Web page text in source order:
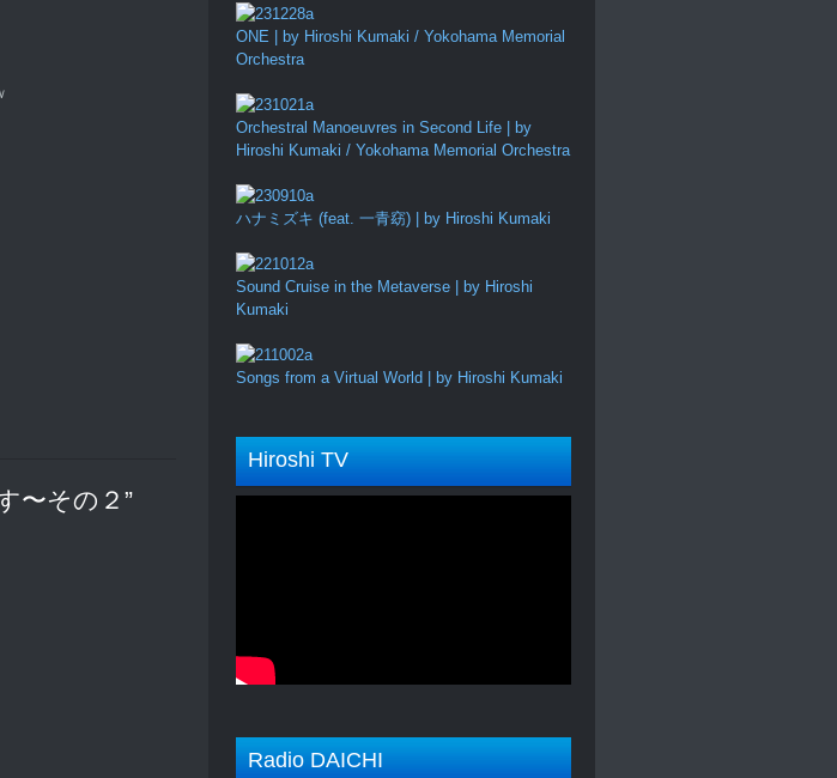
〜その２”
ONE | by Hiroshi Kumaki / Yokohama Memorial
Orchestra
Orchestral Manoeuvres in Second Life | by
Hiroshi Kumaki / Yokohama Memorial Orchestra
ハナミズキ (feat. 一青窈) | by Hiroshi Kumaki
Sound Cruise in the Metaverse | by Hiroshi
Kumaki
Songs from a Virtual World | by Hiroshi Kumaki
Hiroshi TV
Radio DAICHI